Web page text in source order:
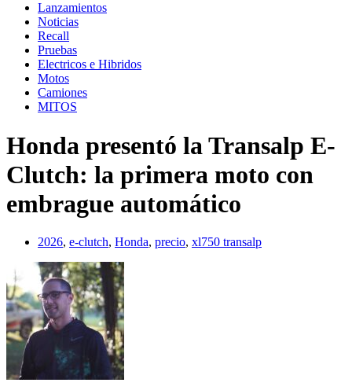
Lanzamientos
Noticias
Recall
Pruebas
Electricos e Hibridos
Motos
Camiones
MITOS
Honda presentó la Transalp E-
Clutch: la primera moto con
embrague automático
2026, e-clutch, Honda, precio, xl750 transalp